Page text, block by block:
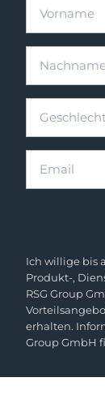
Ich willige bis
Produkt-,
RSG Group
erhalten.
Group GmbH